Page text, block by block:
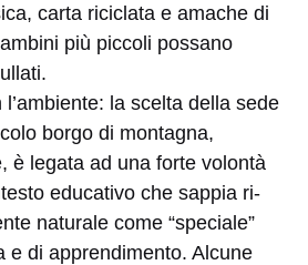
carta riciclata e amache di
più piccoli possano
la scelta della sede
borgo di montagna,
è legata ad una forte volontà
educativo che sappia ri-
naturale come “speciale”
e di apprendimento. Alcune